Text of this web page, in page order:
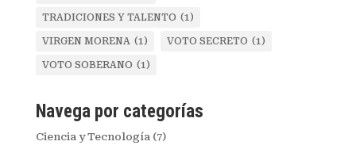
TRADICIONES Y TALENTO (1)
VIRGEN MORENA (1) VOTO SECRETO (1)
VOTO SOBERANO (1)
Navega por categorías
Ciencia y Tecnología(7)